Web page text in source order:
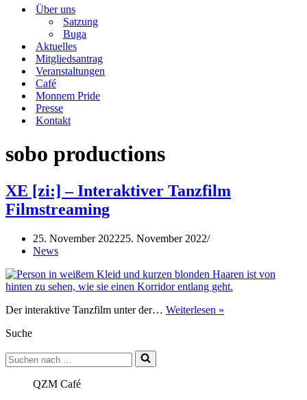
Über uns
Satzung
Buga
Aktuelles
Mitgliedsantrag
Veranstaltungen
Café
Monnem Pride
Presse
Kontakt
sobo productions
XE [zi:] – Interaktiver Tanzfilm
Filmstreaming
25. November 202225. November 2022
News
Der interaktive Tanzfilm unter der… Weiterlesen »
Suche
Suchen
nach …
QZM Café